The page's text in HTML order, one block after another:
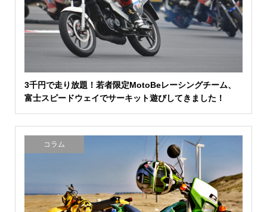
3千円で走り放題！若者限定MotoBeレーシングチーム、
富士スピードウェイでサーキット遊びしてきました！
コラム